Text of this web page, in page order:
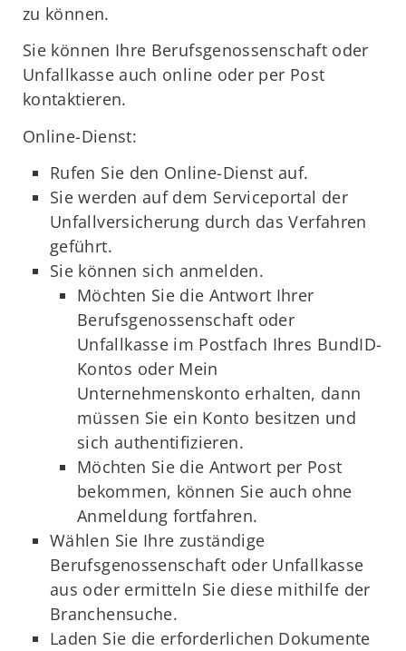
zu können.
Sie können Ihre Berufsgenossenschaft oder
Unfallkasse auch online oder per Post
kontaktieren.
Online-Dienst:
Rufen Sie den Online-Dienst auf.
Sie werden auf dem Serviceportal der
Unfallversicherung durch das Verfahren
geführt.
Sie können sich anmelden.
Möchten Sie die Antwort Ihrer
Berufsgenossenschaft oder
Unfallkasse im Postfach Ihres BundID-
Kontos oder Mein
Unternehmenskonto erhalten, dann
müssen Sie ein Konto besitzen und
sich authentifizieren.
Möchten Sie die Antwort per Post
bekommen, können Sie auch ohne
Anmeldung fortfahren.
Wählen Sie Ihre zuständige
Berufsgenossenschaft oder Unfallkasse
aus oder ermitteln Sie diese mithilfe der
Branchensuche.
Laden Sie die erforderlichen Dokumente